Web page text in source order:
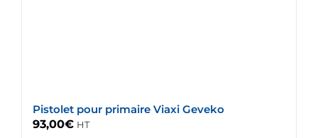
Pistolet pour primaire Viaxi Geveko
93,00€ HT